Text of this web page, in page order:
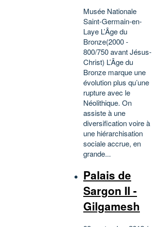
Musée Nationale
Saint-Germain-en-
Laye L’Âge du
Bronze(2000 -
800/750 avant Jésus-
Christ) L’Âge du
Bronze marque une
évolution plus qu’une
rupture avec le
Néolithique. On
assiste à une
diversification voire à
une hiérarchisation
sociale accrue, en
grande...
Palais de
Sargon II -
Gilgamesh